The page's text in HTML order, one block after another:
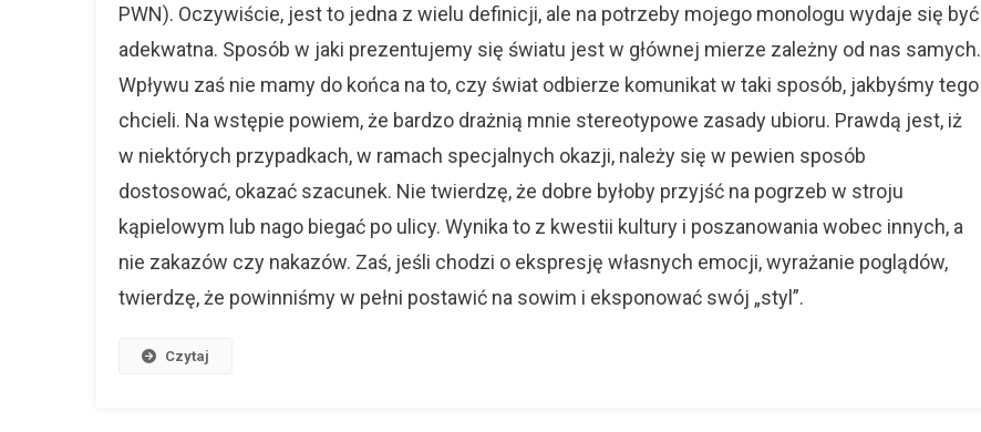
Gdzie
Ekspresja?
PWN). Oczywiście, jest to jedna z wielu definicji, ale na potrzeby mojego monologu wydaje się być
adekwatna. Sposób w jaki prezentujemy się światu jest w głównej mierze zależny od nas samych.
Wpływu zaś nie mamy do końca na to, czy świat odbierze komunikat w taki sposób, jakbyśmy tego
chcieli. Na wstępie powiem, że bardzo drażnią mnie stereotypowe zasady ubioru. Prawdą jest, iż
w niektórych przypadkach, w ramach specjalnych okazji, należy się w pewien sposób
dostosować, okazać szacunek. Nie twierdzę, że dobre byłoby przyjść na pogrzeb w stroju
kąpielowym lub nago biegać po ulicy. Wynika to z kwestii kultury i poszanowania wobec innych, a
nie zakazów czy nakazów. Zaś, jeśli chodzi o ekspresję własnych emocji, wyrażanie poglądów,
twierdzę, że powinniśmy w pełni postawić na sowim i eksponować swój „styl”.
Czytaj